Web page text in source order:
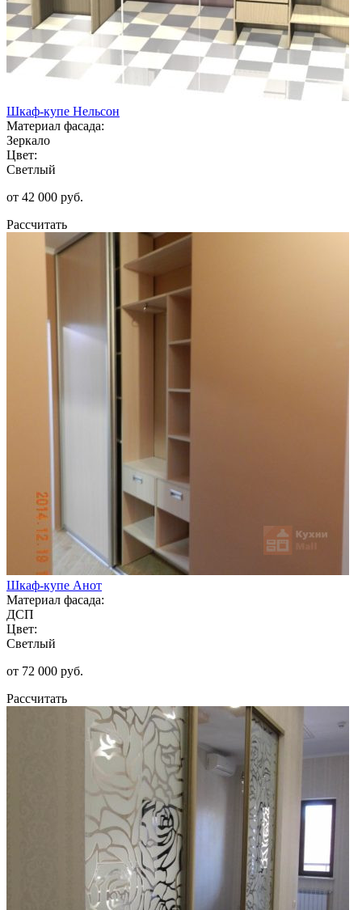
Шкаф-купе Нельсон
Материал фасада:
Зеркало
Цвет:
Светлый
от 42 000 руб.
Рассчитать
Шкаф-купе Анот
Материал фасада:
ДСП
Цвет:
Светлый
от 72 000 руб.
Рассчитать